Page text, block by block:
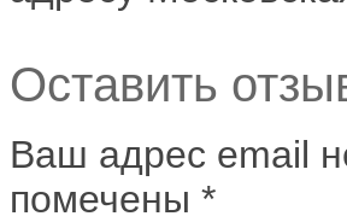
Оставить
Ваш адрес email
помечены *